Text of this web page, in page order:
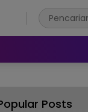
Posts